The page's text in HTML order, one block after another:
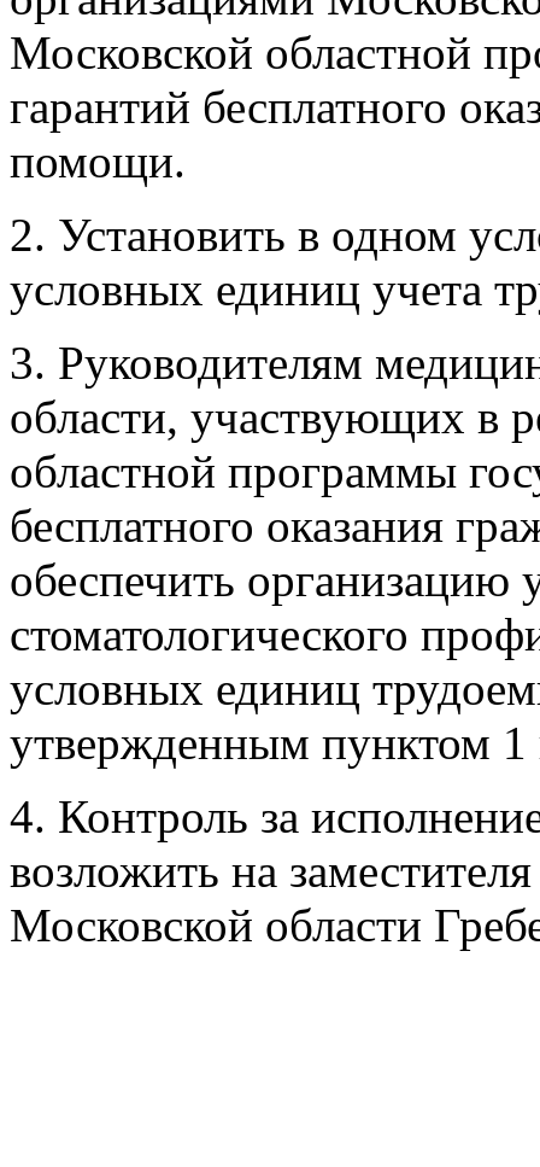
Московской областной
гарантий бесплатного
помощи.
2. Установить в одном
условных единиц учета
3. Руководителям
области, участвующих в
областной программы
бесплатного оказания
обеспечить организацию
стоматологического
условных единиц
утвержденным пунктом 1
4. Контроль за
возложить на
Московской области